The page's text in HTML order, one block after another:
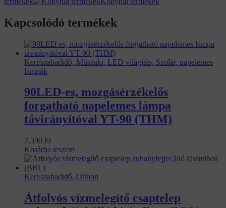
Kapcsolódó termékek
Kert/szabadidő, Műszaki, LED világítás, Szolár, napelemes
lámpák
90LED-es, mozgásérzékelős
forgatható napelemes lámpa
távirányítóval YT-90 (THM)
7.590 Ft
Kosárba teszem
Kert/szabadidő, Otthon
Átfolyós vízmelegítő csaptelep